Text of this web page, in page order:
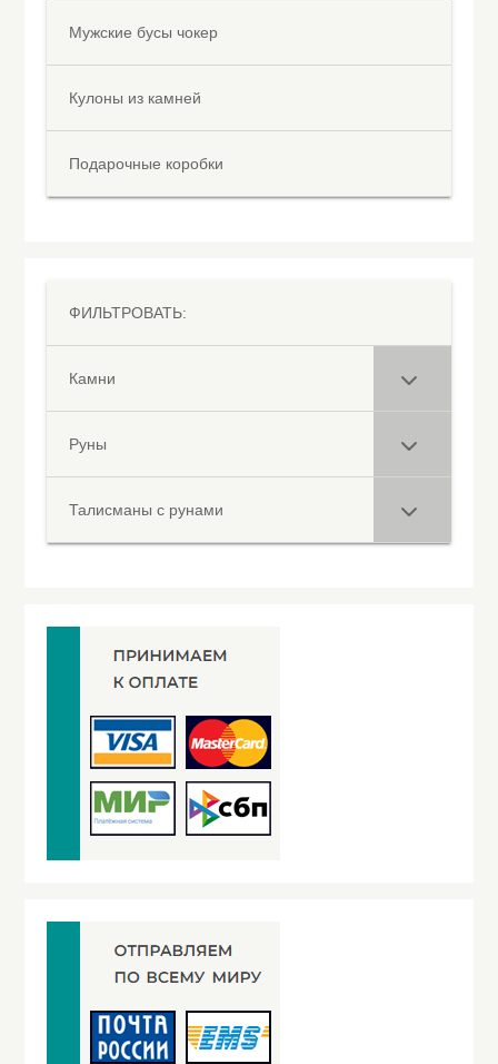
Мужские бусы чокер
Кулоны из камней
Подарочные коробки
ФИЛЬТРОВАТЬ:
Камни
Руны
Талисманы с рунами